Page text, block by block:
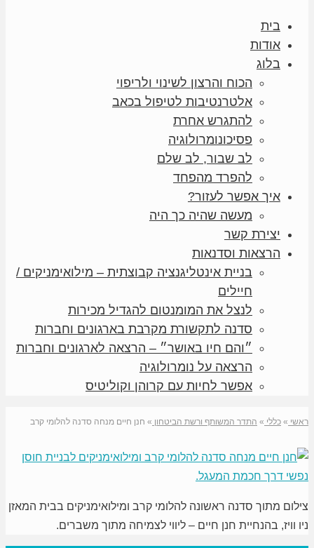
בית
אודות
בלוג
הכוח והרצון לשינוי ולריפוי
אלטרנטיבות לטיפול בכאב
להתגרש אחרת
פסיכונומרולוגיה
לב שבור, לב שלם
להפרד מהפחד
איך אפשר לעזור?
מעשה שהיה כך היה
יצירת קשר
הרצאות וסדנאות
בניית אינטליגנציה קבוצתית – מילואימניקים /
חיילים
לנצל את המומנטום להגדיל מכירות
סדנה לתקשורת מקרבת בארגונים וחברות
״והם חיו באושר״ – הרצאה לארגונים וחברות
הרצאה על נומרולוגיה
אפשר לחיות עם קרוהן וקוליטיס
ראשי » כללי » התדר המשותף ורשת הביטחון » חנן חיים מנחה סדנה להלומי קרב
צילום מתוך סדנה ראשונה להלומי קרב ומילואימניקים בבית המאזן
ניו וויז, בהנחיית חנן חיים – ליווי לצמיחה מתוך משברים.